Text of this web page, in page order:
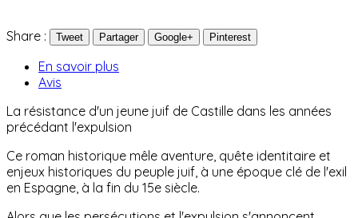
Share : Tweet Partager Google+ Pinterest
En savoir plus
Avis
La résistance d'un jeune juif de Castille dans les années
précédant l'expulsion
Ce roman historique mêle aventure, quête identitaire et
enjeux historiques du peuple juif, à une époque clé de l'exil
en Espagne, à la fin du 15e siècle.